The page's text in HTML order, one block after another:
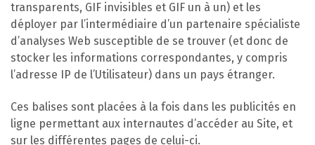
transparents, GIF invisibles et GIF un à un) et les
déployer par l’intermédiaire d’un partenaire spécialiste
d’analyses Web susceptible de se trouver (et donc de
stocker les informations correspondantes, y compris
l’adresse IP de l’Utilisateur) dans un pays étranger.
Ces balises sont placées à la fois dans les publicités en
ligne permettant aux internautes d’accéder au Site, et
sur les différentes pages de celui-ci.